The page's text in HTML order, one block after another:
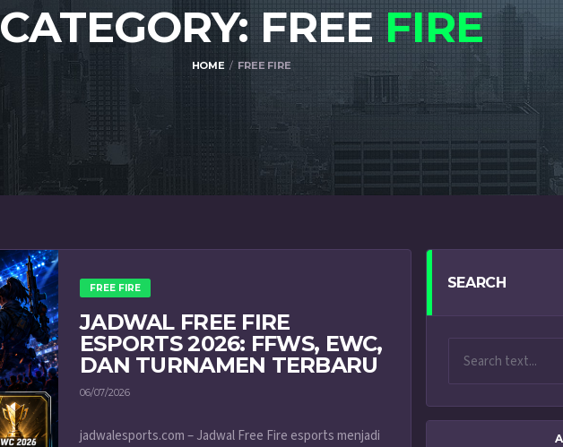
CATEGORY: FREEFIRE
HOME FREE FIRE
FREE FIRE
JADWAL FREE FIRE
ESPORTS 2026: FFWS, EWC,
DAN TURNAMEN TERBARU
06/07/2026
jadwalesports.com – Jadwal Free Fire esports menjadi
SEARCH